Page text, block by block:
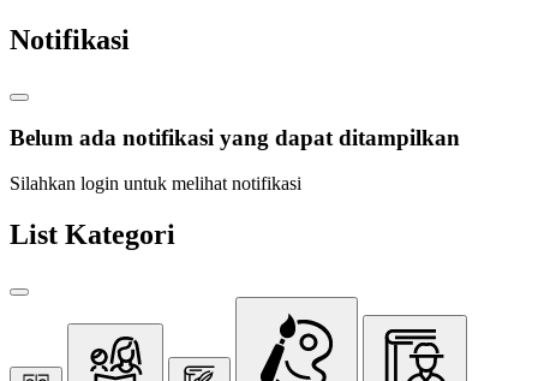
Notifikasi
Belum ada notifikasi yang dapat ditampilkan
Silahkan login untuk melihat notifikasi
List Kategori